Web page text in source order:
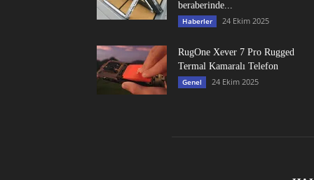
beraberinde...
Haberler 24 Ekim 2025
RugOne Xever 7 Pro Rugged
Termal Kamaralı Telefon
Genel 24 Ekim 2025